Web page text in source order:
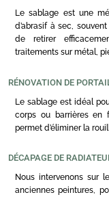
Le sablage est une
d’abrasif à sec,
de retirer
traitements sur métal,
RÉNOVATION DE
Le sablage est idéal
corps ou barrières en
permet d’éliminer la
DÉCAPAGE DE
Nous intervenons sur
anciennes peintures,